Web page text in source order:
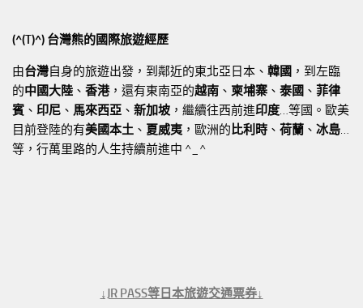
(^(T)^) 台灣熊的國際旅遊經歷
由台灣自身的旅遊出發，到鄰近的東北亞日本、 韓國 ，到左臨
的中國大陸 、 香港，還有東南亞的越南 、 柬埔寨 、 泰國 、 菲律
賓 、 印尼 、 馬來西亞 、 新加坡 ，繼續往西前進印度…等國。歐美
目前登陸的有美國本土 、 夏威夷 ，歐洲的比利時 、 荷蘭 、 冰島…
等，行萬里路的人生持續前進中 ^_^
↓JR PASS等日本旅遊交通票券↓